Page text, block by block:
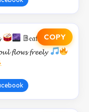
COPY
𝔹𝔢𝔞𝔱𝔰 𝓬𝓱𝓪𝓼𝓮
𝓯𝓵𝓸𝔀𝓼 𝓯𝓻𝓮𝓮𝓵𝔂